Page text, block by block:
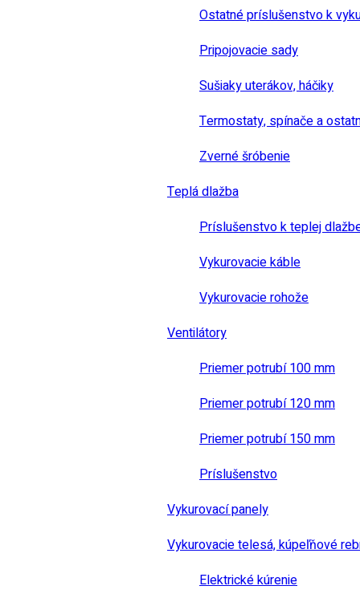
Ostatné príslušenstvo k
Pripojovacie sady
Sušiaky uterákov, háčiky
Termostaty, spínače a
Zverné šróbenie
Teplá dlažba
Príslušenstvo k teplej
Vykurovacie káble
Vykurovacie rohože
Ventilátory
Priemer potrubí 100 mm
Priemer potrubí 120 mm
Priemer potrubí 150 mm
Príslušenstvo
Vykurovací panely
Vykurovacie telesá, kúpeľňové
Elektrické kúrenie